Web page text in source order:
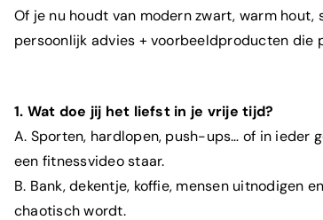
Of je nu houdt van modern zwart, warm hout,
persoonlijk advies + voorbeeldproducten die
1. Wat doe jij het liefst in je vrije tijd?
A. Sporten, hardlopen, push-ups… of in ieder
een fitnessvideo staar.
B. Bank, dekentje, koffie, mensen uitnodigen
chaotisch wordt.